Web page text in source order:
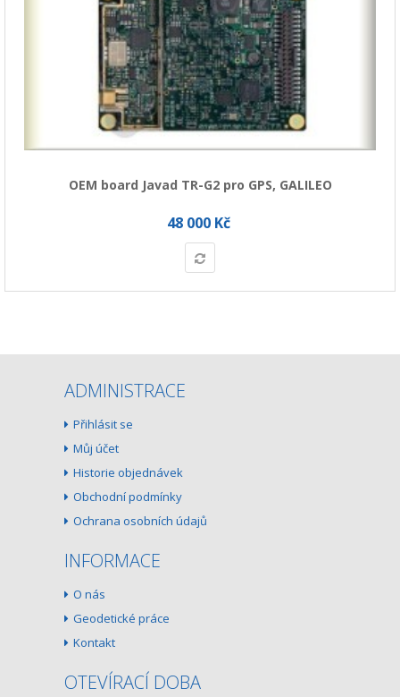
OEM board Javad TR-G2 pro GPS, GALILEO
48 000 Kč
ADMINISTRACE
Přihlásit se
Můj účet
Historie objednávek
Obchodní podmínky
Ochrana osobních údajů
INFORMACE
O nás
Geodetické práce
Kontakt
OTEVÍRACÍ DOBA